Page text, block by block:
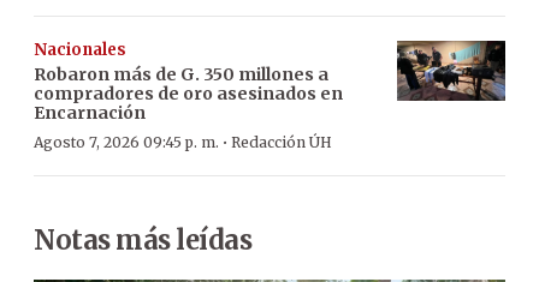
Nacionales
Robaron más de G. 350 millones a
compradores de oro asesinados en
Encarnación
Agosto 7, 2026 09:45 p. m. · Redacción ÚH
Notas más leídas